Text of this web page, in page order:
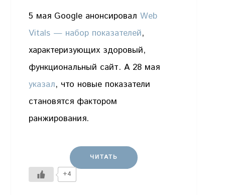
5 мая Google анонсировалWeb
Vitals — набор показателей,
характеризующих здоровый,
функциональный сайт. А 28 мая
указал, что новые показатели
становятся фактором
ранжирования.
ЧИТАТЬ
+4